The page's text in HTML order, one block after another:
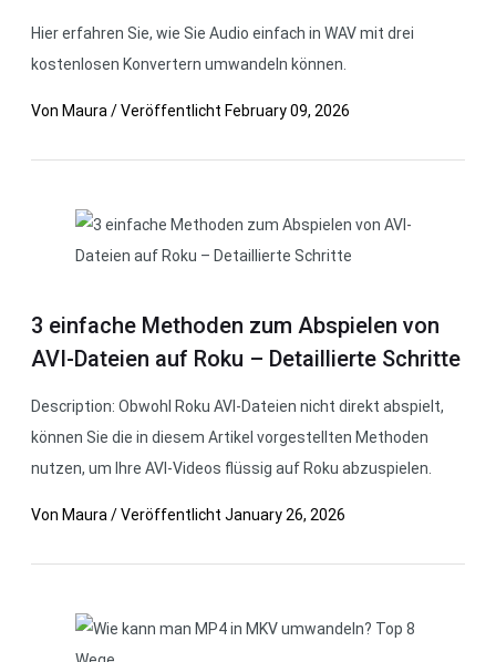
Hier erfahren Sie, wie Sie Audio einfach in WAV mit drei
kostenlosen Konvertern umwandeln können.
Von Maura /Veröffentlicht February 09, 2026
3 einfache Methoden zum Abspielen von
AVI-Dateien auf Roku – Detaillierte Schritte
Description: Obwohl Roku AVI-Dateien nicht direkt abspielt,
können Sie die in diesem Artikel vorgestellten Methoden
nutzen, um Ihre AVI-Videos flüssig auf Roku abzuspielen.
Von Maura /Veröffentlicht January 26, 2026